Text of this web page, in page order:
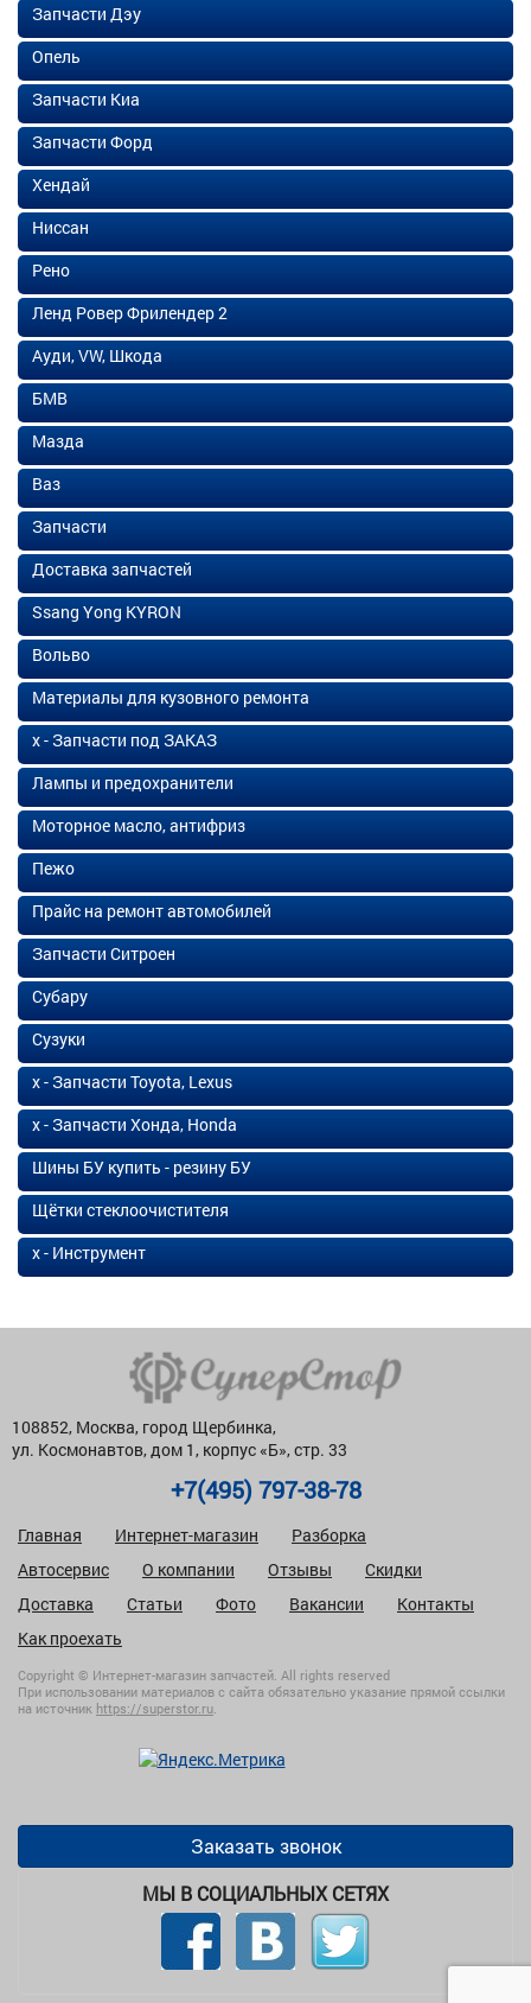
Запчасти Дэу
Опель
Запчасти Киа
Запчасти Форд
Хендай
Ниссан
Рено
Ленд Ровер Фрилендер 2
Ауди, VW, Шкода
БМВ
Мазда
Ваз
Запчасти
Доставка запчастей
Ssang Yong KYRON
Вольво
Материалы для кузовного ремонта
х - Запчасти под ЗАКАЗ
Лампы и предохранители
Моторное масло, антифриз
Пежо
Прайс на ремонт автомобилей
Запчасти Ситроен
Субару
Сузуки
х - Запчасти Toyota, Lexus
х - Запчасти Хонда, Honda
Шины БУ купить - резину БУ
Щётки стеклоочистителя
х - Инструмент
108852, Москва, город Щербинка,
ул. Космонавтов, дом 1, корпус «Б», стр. 33
+7(495) 797-38-78
Главная Интернет-магазин
Разборка
Автосервис
О компании Отзывы
Скидки
Доставка
Статьи Фото Вакансии
Контакты
Как проехать
Copyright © Интернет-магазин запчастей. All rights reserved
При использовании материалов с сайта обязательно указание прямой ссылки
на источник https://superstor.ru
Заказать звонок
МЫ В СОЦИАЛЬНЫХ СЕТЯХ